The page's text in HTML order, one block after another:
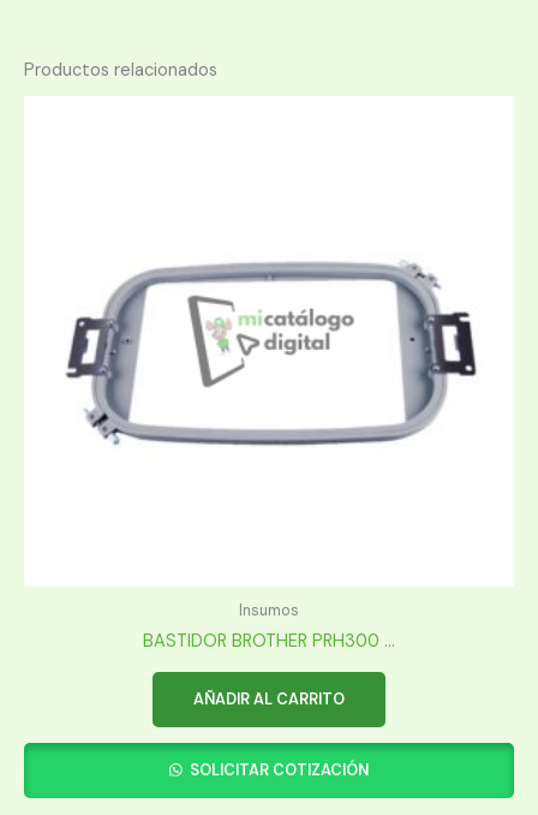
Productos relacionados
Insumos
BASTIDOR BROTHER PRH300 ...
AÑADIR AL CARRITO
SOLICITAR COTIZACIÓN